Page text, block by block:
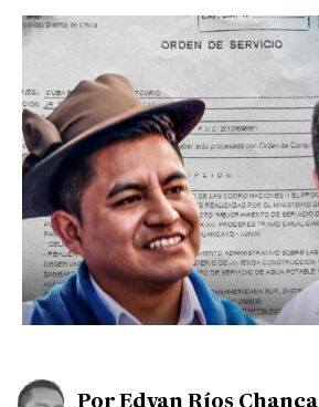
Por Edvan Ríos Chanca